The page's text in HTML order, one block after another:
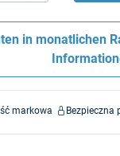
in monatlichen
markowa Bezpieczna